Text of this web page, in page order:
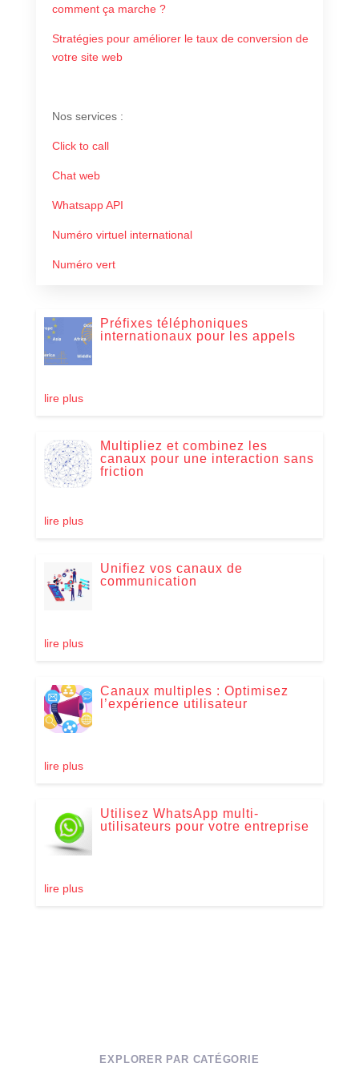
comment ça marche ?
Stratégies pour améliorer le taux de conversion de
votre site web
Nos services :
Click to call
Chat web
Whatsapp API
Numéro virtuel international
Numéro vert
Préfixes téléphoniques
internationaux pour les appels
lire plus
Multipliez et combinez les
canaux pour une interaction sans
friction
lire plus
Unifiez vos canaux de
communication
lire plus
Canaux multiples : Optimisez
l’expérience utilisateur
lire plus
Utilisez WhatsApp multi-
utilisateurs pour votre entreprise
lire plus
EXPLORER PAR CATÉGORIE